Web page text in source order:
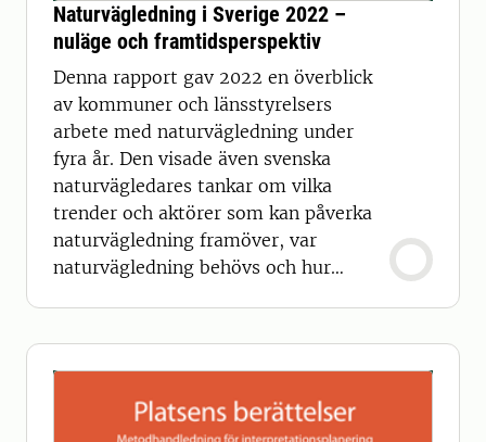
Naturvägledning i Sverige 2022 –
nuläge och framtidsperspektiv
Denna rapport gav 2022 en överblick
av kommuner och länsstyrelsers
arbete med naturvägledning under
fyra år. Den visade även svenska
naturvägledares tankar om vilka
trender och aktörer som kan påverka
naturvägledning framöver, var
naturvägledning behövs och hur